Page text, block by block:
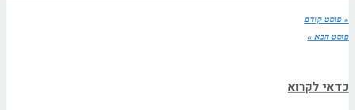
« פוסט קודם
פוסט הבא »
כדאי לקרוא